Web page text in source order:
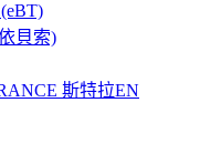
貝索)
斯特拉EN